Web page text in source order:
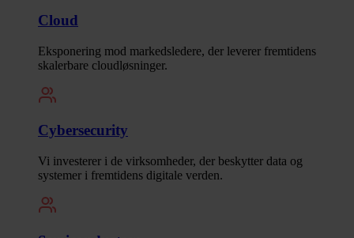
Cloud
Eksponering mod markedsledere, der leverer fremtidens
skalerbare cloudløsninger.
Cybersecurity
Vi investerer i de virksomheder, der beskytter data og
systemer i fremtidens digitale verden.